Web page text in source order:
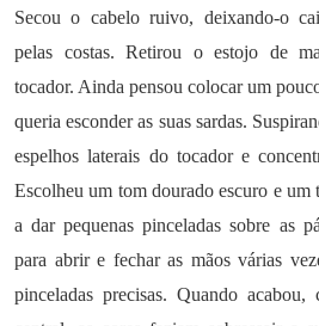
Secou o cabelo ruivo, deixando-o
pelas costas. Retirou o estojo de
tocador. Ainda pensou colocar um
queria esconder as suas sardas.
espelhos laterais do tocador e
Escolheu um tom dourado escuro e um
a dar pequenas pinceladas sobre as
para abrir e fechar as mãos várias
pinceladas precisas. Quando acabou,